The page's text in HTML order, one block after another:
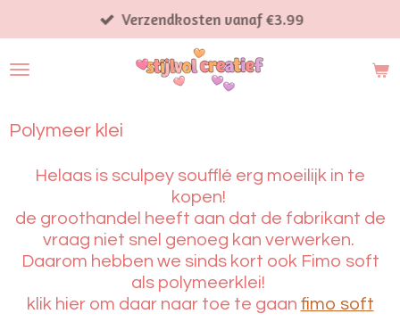
direct
naar
Verzendkosten vanaf €3.99
Polymeer klei
Helaas is sculpey soufflé erg moeilijk in te
kopen!
de groothandel heeft aan dat de fabrikant de
vraag niet snel genoeg kan verwerken.
Daarom hebben we sinds kort ook Fimo soft
als polymeerklei!
klik hier om daar naar toe te gaan fimo soft